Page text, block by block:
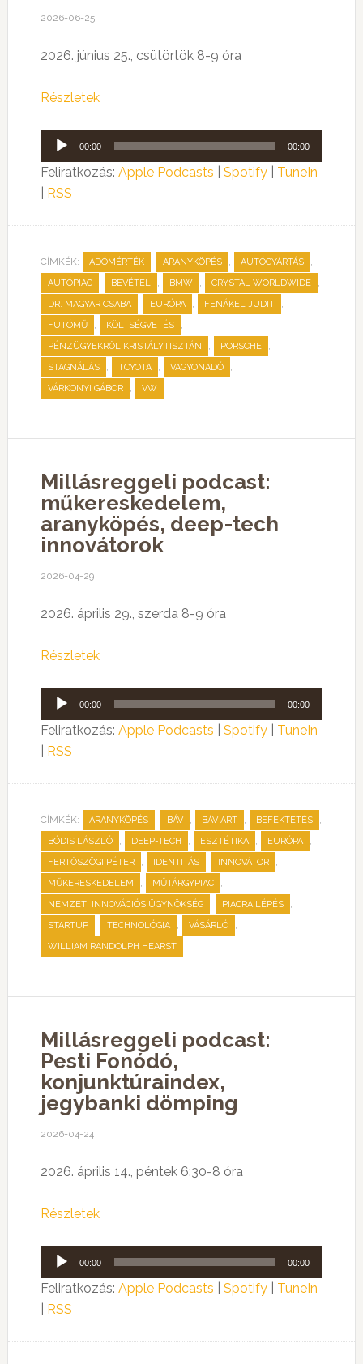
2026-06-25
2026. június 25., csütörtök 8-9 óra
Részletek
Audió
lejátszó
00:00 00:00
Feliratkozás: Apple Podcasts Spotify| TuneIn
RSS
CÍMKÉK: ADÓMÉRTÉK , ARANYKÖPÉS , AUTÓGYÁRTÁS ,
AUTÓPIAC , BEVÉTEL , BMW , CRYSTAL WORLDWIDE ,
DR. MAGYAR CSABA , EURÓPA , FENÁKEL JUDIT ,
FUTÓMŰ , KÖLTSÉGVETÉS ,
PÉNZÜGYEKRŐL KRISTÁLYTISZTÁN , PORSCHE ,
STAGNÁLÁS , TOYOTA , VAGYONADÓ ,
VÁRKONYI GÁBOR , VW
Millásreggeli podcast:
műkereskedelem,
aranyköpés, deep-tech
innovátorok
2026-04-29
2026. április 29., szerda 8-9 óra
Részletek
Audió
lejátszó
00:00 00:00
Feliratkozás: Apple Podcasts Spotify| TuneIn
RSS
CÍMKÉK: ARANYKÖPÉS , BÁV , BÁV ART , BEFEKTETÉS ,
BÓDIS LÁSZLÓ , DEEP-TECH , ESZTÉTIKA , EURÓPA ,
FERTŐSZÖGI PÉTER , IDENTITÁS , INNOVÁTOR ,
MŰKERESKEDELEM , MŰTÁRGYPIAC ,
NEMZETI INNOVÁCIÓS ÜGYNÖKSÉG , PIACRA LÉPÉS ,
STARTUP , TECHNOLÓGIA , VÁSÁRLÓ ,
WILLIAM RANDOLPH HEARST
Millásreggeli podcast:
Pesti Fonódó,
konjunktúraindex,
jegybanki dömping
2026-04-24
2026. április 14., péntek 6:30-8 óra
Részletek
Audió
lejátszó
00:00 00:00
Feliratkozás: Apple Podcasts Spotify| TuneIn
RSS